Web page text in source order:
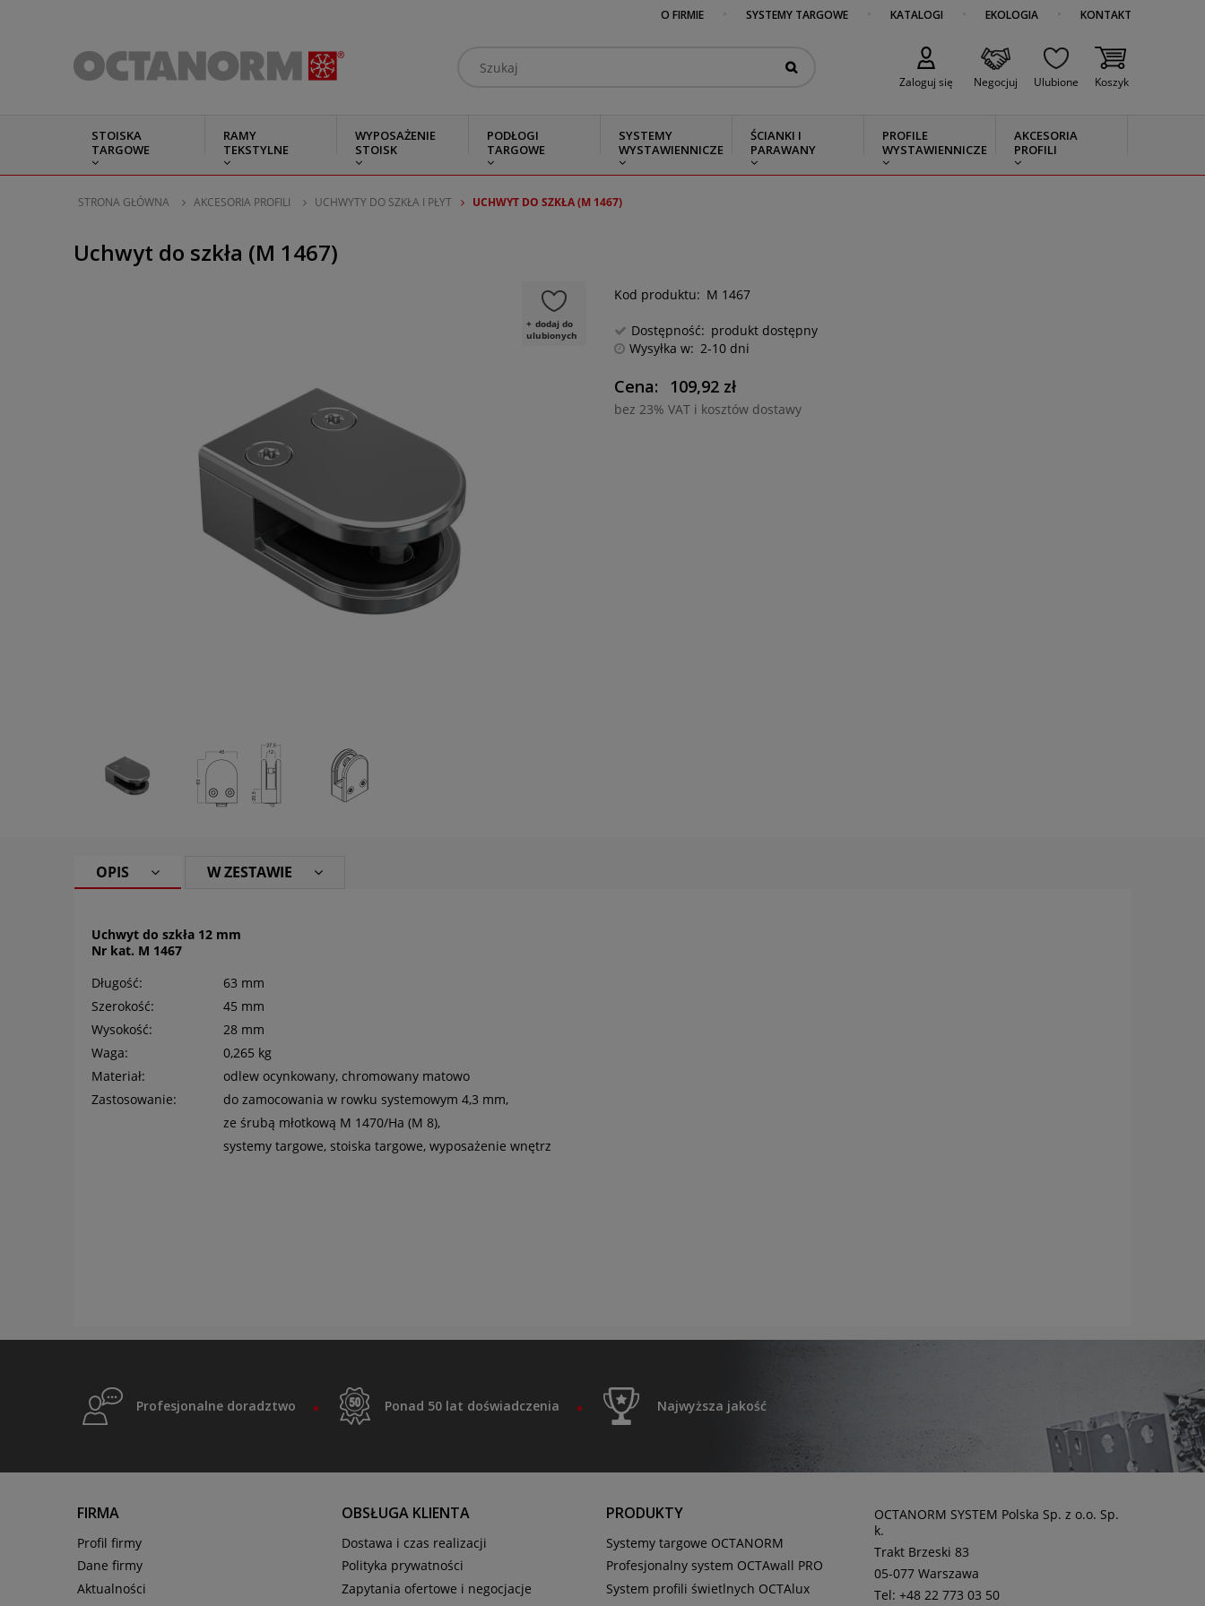
O FIRMIE SYSTEMY TARGOWE KATALOGI EKOLOGIA KONTAKT
Koszyk
Ulubione
Negocjuj
Zaloguj się
STOISKA
TARGOWE
RAMY
TEKSTYLNE
WYPOSAŻENIE
STOISK
PODŁOGI
TARGOWE
SYSTEMY
WYSTAWIENNICZE
ŚCIANKI I
PARAWANY
PROFILE
WYSTAWIENNICZE
AKCESORIA
PROFILI
STRONA GŁÓWNA AKCESORIA PROFILI UCHWYTY DO SZKŁA I PŁYT UCHWYT DO SZKŁA (M 1467)
Uchwyt do szkła (M 1467)
dodaj do
ulubionych
Kod produktu: M 1467
Dostępność: produkt dostępny
Wysyłka w: 2-10 dni
Cena: 109,92 zł
bez 23% VAT i kosztów dostawy
OPIS W ZESTAWIE
Uchwyt do szkła 12 mm
Nr kat. M 1467
Długość:
63 mm
Szerokość:
45 mm
Wysokość:
28 mm
Waga:
0,265 kg
Materiał:
odlew ocynkowany, chromowany matowo
Zastosowanie:
do zamocowania w rowku systemowym 4,3 mm,
ze śrubą młotkową M 1470/Ha (M 8),
systemy targowe, stoiska targowe, wyposażenie wnętrz
Profesjonalne doradztwo Ponad 50 lat doświadczenia Najwyższa jakość
FIRMA
Profil firmy
Dane firmy
Aktualności
OBSŁUGA KLIENTA
Dostawa i czas realizacji
Polityka prywatności
Zapytania ofertowe i negocjacje
PRODUKTY
Systemy targowe OCTANORM
Profesjonalny system OCTAwall PRO
System profili świetlnych OCTAlux
OCTANORM SYSTEM Polska Sp. z o.o. Sp.
k.
Trakt Brzeski 83
05-077 Warszawa
Tel: +48 22 773 03 50